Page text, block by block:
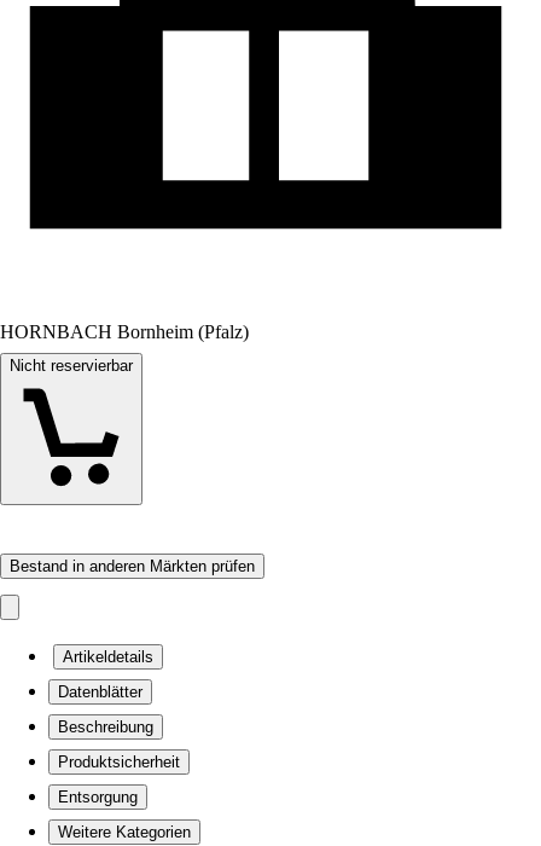
HORNBACH Bornheim (Pfalz)
Nicht reservierbar
Bestand in anderen Märkten prüfen
Artikeldetails
Datenblätter
Beschreibung
Produktsicherheit
Entsorgung
Weitere Kategorien